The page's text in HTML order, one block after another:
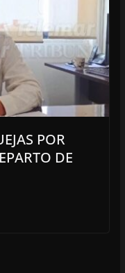
POR
DE